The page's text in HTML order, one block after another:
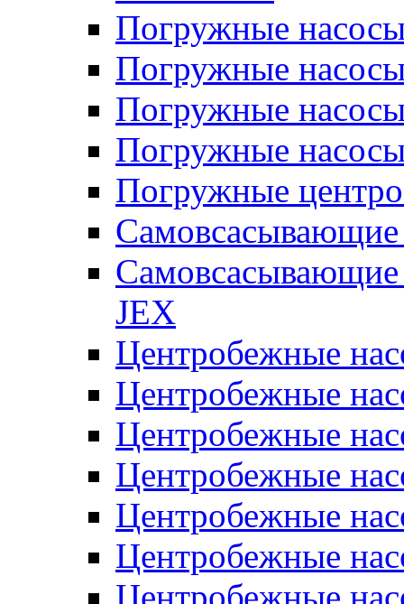
Погружные
Погружные
Погружные
Погружные
Погружные
Самовсасывающие
Самовсасывающие
JEX
Центробежные
Центробежные
Центробежные
Центробежные
Центробежные
Центробежные
Центробежные